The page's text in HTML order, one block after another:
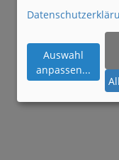
Auswahl
anpassen...